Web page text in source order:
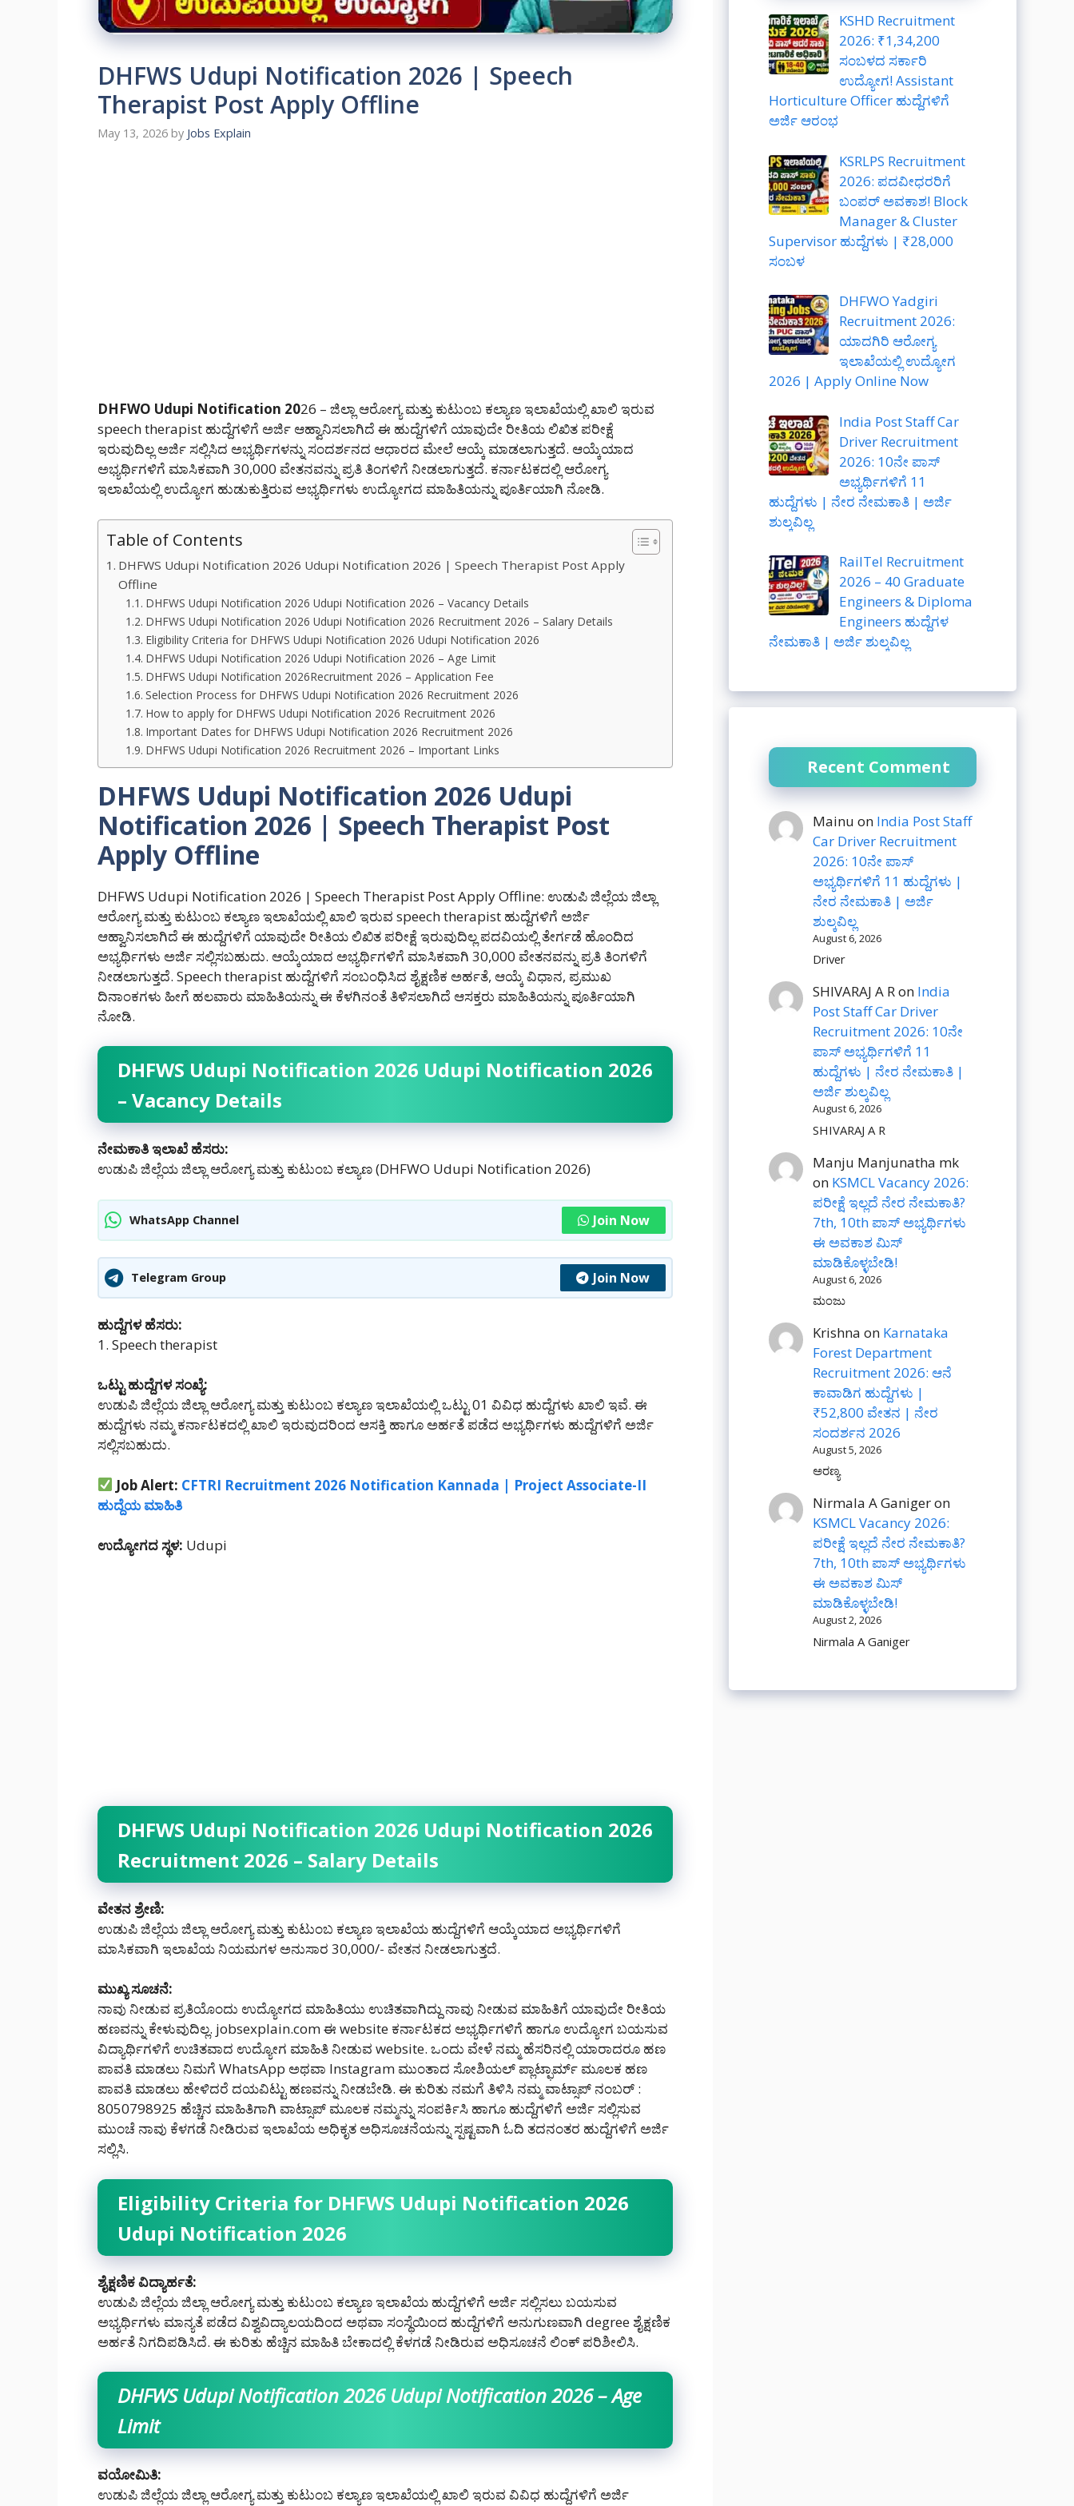
DHFWS Udupi Notification 2026 | Speech
Therapist Post Apply Offline
May 13, 2026 by Jobs Explain
DHFWO Udupi Notification 2026 – ಜಿಲ್ಲಾ ಆರೋಗ್ಯ ಮತ್ತು ಕುಟುಂಬ ಕಲ್ಯಾಣ ಇಲಾಖೆಯಲ್ಲಿ ಖಾಲಿ ಇರುವ
speech therapist ಹುದ್ದೆಗಳಿಗೆ ಅರ್ಜಿ ಆಹ್ವಾನಿಸಲಾಗಿದೆ ಈ ಹುದ್ದೆಗಳಿಗೆ ಯಾವುದೇ ರೀತಿಯ ಲಿಖಿತ ಪರೀಕ್ಷೆ
ಇರುವುದಿಲ್ಲ ಅರ್ಜಿ ಸಲ್ಲಿಸಿದ ಅಭ್ಯರ್ಥಿಗಳನ್ನು ಸಂದರ್ಶನದ ಆಧಾರದ ಮೇಲೆ ಆಯ್ಕೆ ಮಾಡಲಾಗುತ್ತದೆ. ಆಯ್ಕೆಯಾದ
ಅಭ್ಯರ್ಥಿಗಳಿಗೆ ಮಾಸಿಕವಾಗಿ 30,000 ವೇತನವನ್ನು ಪ್ರತಿ ತಿಂಗಳಿಗೆ ನೀಡಲಾಗುತ್ತದೆ. ಕರ್ನಾಟಕದಲ್ಲಿ ಆರೋಗ್ಯ
ಇಲಾಖೆಯಲ್ಲಿ ಉದ್ಯೋಗ ಹುಡುಕುತ್ತಿರುವ ಅಭ್ಯರ್ಥಿಗಳು ಉದ್ಯೋಗದ ಮಾಹಿತಿಯನ್ನು ಪೂರ್ತಿಯಾಗಿ ನೋಡಿ.
Table of Contents
DHFWS Udupi Notification 2026 Udupi Notification 2026 | Speech Therapist Post Apply
Offline
DHFWS Udupi Notification 2026 Udupi Notification 2026 – Vacancy Details
DHFWS Udupi Notification 2026 Udupi Notification 2026 Recruitment 2026 – Salary Details
Eligibility Criteria for DHFWS Udupi Notification 2026 Udupi Notification 2026
DHFWS Udupi Notification 2026 Udupi Notification 2026 – Age Limit
DHFWS Udupi Notification 2026Recruitment 2026 – Application Fee
Selection Process for DHFWS Udupi Notification 2026 Recruitment 2026
How to apply for DHFWS Udupi Notification 2026 Recruitment 2026
Important Dates for DHFWS Udupi Notification 2026 Recruitment 2026
DHFWS Udupi Notification 2026 Recruitment 2026 – Important Links
DHFWS Udupi Notification 2026 Udupi
Notification 2026 | Speech Therapist Post
Apply Offline
DHFWS Udupi Notification 2026 | Speech Therapist Post Apply Offline: ಉಡುಪಿ ಜಿಲ್ಲೆಯ ಜಿಲ್ಲಾ
ಆರೋಗ್ಯ ಮತ್ತು ಕುಟುಂಬ ಕಲ್ಯಾಣ ಇಲಾಖೆಯಲ್ಲಿ ಖಾಲಿ ಇರುವ speech therapist ಹುದ್ದೆಗಳಿಗೆ ಅರ್ಜಿ
ಆಹ್ವಾನಿಸಲಾಗಿದೆ ಈ ಹುದ್ದೆಗಳಿಗೆ ಯಾವುದೇ ರೀತಿಯ ಲಿಖಿತ ಪರೀಕ್ಷೆ ಇರುವುದಿಲ್ಲ ಪದವಿಯಲ್ಲಿ ತೇರ್ಗಡೆ ಹೊಂದಿದ
ಅಭ್ಯರ್ಥಿಗಳು ಅರ್ಜಿ ಸಲ್ಲಿಸಬಹುದು. ಆಯ್ಕೆಯಾದ ಅಭ್ಯರ್ಥಿಗಳಿಗೆ ಮಾಸಿಕವಾಗಿ 30,000 ವೇತನವನ್ನು ಪ್ರತಿ ತಿಂಗಳಿಗೆ
ನೀಡಲಾಗುತ್ತದೆ. Speech therapist ಹುದ್ದೆಗಳಿಗೆ ಸಂಬಂಧಿಸಿದ ಶೈಕ್ಷಣಿಕ ಅರ್ಹತೆ, ಆಯ್ಕೆ ವಿಧಾನ, ಪ್ರಮುಖ
ದಿನಾಂಕಗಳು ಹೀಗೆ ಹಲವಾರು ಮಾಹಿತಿಯನ್ನು ಈ ಕೆಳಗಿನಂತೆ ತಿಳಿಸಲಾಗಿದೆ ಆಸಕ್ತರು ಮಾಹಿತಿಯನ್ನು ಪೂರ್ತಿಯಾಗಿ
ನೋಡಿ.
DHFWS Udupi Notification 2026 Udupi Notification 2026
– Vacancy Details
ನೇಮಕಾತಿ ಇಲಾಖೆ ಹೆಸರು:
ಉಡುಪಿ ಜಿಲ್ಲೆಯ ಜಿಲ್ಲಾ ಆರೋಗ್ಯ ಮತ್ತು ಕುಟುಂಬ ಕಲ್ಯಾಣ (DHFWO Udupi Notification 2026)
WhatsApp Channel Join Now
Telegram Group Join Now
ಹುದ್ದೆಗಳ ಹೆಸರು:
1. Speech therapist
ಒಟ್ಟು ಹುದ್ದೆಗಳ ಸಂಖ್ಯೆ:
ಉಡುಪಿ ಜಿಲ್ಲೆಯ ಜಿಲ್ಲಾ ಆರೋಗ್ಯ ಮತ್ತು ಕುಟುಂಬ ಕಲ್ಯಾಣ ಇಲಾಖೆಯಲ್ಲಿ ಒಟ್ಟು 01 ವಿವಿಧ ಹುದ್ದೆಗಳು ಖಾಲಿ ಇವೆ. ಈ
ಹುದ್ದೆಗಳು ನಮ್ಮ ಕರ್ನಾಟಕದಲ್ಲಿ ‌ಖಾಲಿ ಇರುವುದರಿಂದ ಆಸಕ್ತಿ ಹಾಗೂ ಅರ್ಹತೆ ಪಡೆದ ಅಭ್ಯರ್ಥಿಗಳು ಹುದ್ದೆಗಳಿಗೆ ಅರ್ಜಿ
ಸಲ್ಲಿಸಬಹುದು.
Job Alert: CFTRI Recruitment 2026 Notification Kannada | Project Associate-II
ಹುದ್ದೆಯ ಮಾಹಿತಿ
ಉದ್ಯೋಗದ ಸ್ಥಳ: Udupi
DHFWS Udupi Notification 2026 Udupi Notification 2026
Recruitment 2026 – Salary Details
ವೇತನ ಶ್ರೇಣಿ:
ಉಡುಪಿ ಜಿಲ್ಲೆಯ ಜಿಲ್ಲಾ ಆರೋಗ್ಯ ಮತ್ತು ಕುಟುಂಬ ಕಲ್ಯಾಣ ಇಲಾಖೆಯ ಹುದ್ದೆಗಳಿಗೆ ಆಯ್ಕೆಯಾದ ಅಭ್ಯರ್ಥಿಗಳಿಗೆ
ಮಾಸಿಕವಾಗಿ ಇಲಾಖೆಯ ನಿಯಮಗಳ ಅನುಸಾರ 30,000/- ವೇತನ ನೀಡಲಾಗುತ್ತದೆ.
ಮುಖ್ಯ ಸೂಚನೆ:
ನಾವು ನೀಡುವ ಪ್ರತಿಯೊಂದು ಉದ್ಯೋಗದ ಮಾಹಿತಿಯು ಉಚಿತವಾಗಿದ್ದು ನಾವು ನೀಡುವ ಮಾಹಿತಿಗೆ ಯಾವುದೇ ರೀತಿಯ
ಹಣವನ್ನು ಕೇಳುವುದಿಲ್ಲ. jobsexplain.com ಈ website ಕರ್ನಾಟಕದ ಅಭ್ಯರ್ಥಿಗಳಿಗೆ ಹಾಗೂ ಉದ್ಯೋಗ ಬಯಸುವ
ವಿದ್ಯಾರ್ಥಿಗಳಿಗೆ ಉಚಿತವಾದ ಉದ್ಯೋಗ ಮಾಹಿತಿ ನೀಡುವ website. ಒಂದು ವೇಳೆ ನಮ್ಮ ಹೆಸರಿನಲ್ಲಿ ಯಾರಾದರೂ ಹಣ
ಪಾವತಿ ಮಾಡಲು ನಿಮಗೆ WhatsApp ಅಥವಾ Instagram ಮುಂತಾದ ಸೋಶಿಯಲ್ ಪ್ಲಾಟ್ಫಾರ್ಮ್ ಮೂಲಕ ಹಣ
ಪಾವತಿ ಮಾಡಲು ಹೇಳಿದರೆ ದಯವಿಟ್ಟು ಹಣವನ್ನು ನೀಡಬೇಡಿ‌. ಈ ಕುರಿತು ನಮಗೆ ತಿಳಿಸಿ ನಮ್ಮ ವಾಟ್ಸಾಪ್ ನಂಬರ್ :
8050798925 ಹೆಚ್ಚಿನ ಮಾಹಿತಿಗಾಗಿ ವಾಟ್ಸಾಪ್ ಮೂಲಕ ನಮ್ಮನ್ನು ಸಂಪರ್ಕಿಸಿ ಹಾಗೂ ಹುದ್ದೆಗಳಿಗೆ ಅರ್ಜಿ ಸಲ್ಲಿಸುವ
ಮುಂಚೆ ನಾವು ಕೆಳಗಡೆ ನೀಡಿರುವ ಇಲಾಖೆಯ ಅಧಿಕೃತ ಅಧಿಸೂಚನೆಯನ್ನು ಸ್ಪಷ್ಟವಾಗಿ ಓದಿ ತದನಂತರ ಹುದ್ದೆಗಳಿಗೆ ಅರ್ಜಿ
ಸಲ್ಲಿಸಿ.
Eligibility Criteria for DHFWS Udupi Notification 2026
Udupi Notification 2026
ಶೈಕ್ಷಣಿಕ ವಿದ್ಯಾರ್ಹತೆ:
ಉಡುಪಿ ಜಿಲ್ಲೆಯ ಜಿಲ್ಲಾ ಆರೋಗ್ಯ ಮತ್ತು ಕುಟುಂಬ ಕಲ್ಯಾಣ ಇಲಾಖೆಯ ಹುದ್ದೆಗಳಿಗೆ ಅರ್ಜಿ ಸಲ್ಲಿಸಲು ಬಯಸುವ
ಅಭ್ಯರ್ಥಿಗಳು ಮಾನ್ಯತೆ ಪಡೆದ ವಿಶ್ವವಿದ್ಯಾಲಯದಿಂದ ಅಥವಾ ಸಂಸ್ಥೆಯಿಂದ ಹುದ್ದೆಗಳಿಗೆ ಅನುಗುಣವಾಗಿ degree ಶೈಕ್ಷಣಿಕ
ಅರ್ಹತೆ ನಿಗದಿಪಡಿಸಿದೆ. ಈ ಕುರಿತು ಹೆಚ್ಚಿನ ಮಾಹಿತಿ ಬೇಕಾದಲ್ಲಿ ಕೆಳಗಡೆ ನೀಡಿರುವ ಅಧಿಸೂಚನೆ ಲಿಂಕ್ ಪರಿಶೀಲಿಸಿ.
DHFWS Udupi Notification 2026 Udupi Notification 2026 – Age
Limit
ವಯೋಮಿತಿ:
ಉಡುಪಿ ಜಿಲ್ಲೆಯ ಜಿಲ್ಲಾ ಆರೋಗ್ಯ ಮತ್ತು ಕುಟುಂಬ ಕಲ್ಯಾಣ ಇಲಾಖೆಯಲ್ಲಿ ಖಾಲಿ ಇರುವ ವಿವಿಧ ಹುದ್ದೆಗಳಿಗೆ ಅರ್ಜಿ
KSHD Recruitment
2026: ₹1,34,200
ಸಂಬಳದ ಸರ್ಕಾರಿ
ಉದ್ಯೋಗ! Assistant
Horticulture Officer ಹುದ್ದೆಗಳಿಗೆ
ಅರ್ಜಿ ಆರಂಭ
KSRLPS Recruitment
2026: ಪದವೀಧರರಿಗೆ
ಬಂಪರ್ ಅವಕಾಶ! Block
Manager & Cluster
Supervisor ಹುದ್ದೆಗಳು | ₹28,000
ಸಂಬಳ
DHFWO Yadgiri
Recruitment 2026:
ಯಾದಗಿರಿ ಆರೋಗ್ಯ
ಇಲಾಖೆಯಲ್ಲಿ ಉದ್ಯೋಗ
2026 | Apply Online Now
India Post Staff Car
Driver Recruitment
2026: 10ನೇ ಪಾಸ್
ಅಭ್ಯರ್ಥಿಗಳಿಗೆ 11
ಹುದ್ದೆಗಳು | ನೇರ ನೇಮಕಾತಿ | ಅರ್ಜಿ
ಶುಲ್ಕವಿಲ್ಲ
RailTel Recruitment
2026 – 40 Graduate
Engineers & Diploma
Engineers ಹುದ್ದೆಗಳ
ನೇಮಕಾತಿ | ಅರ್ಜಿ ಶುಲ್ಕವಿಲ್ಲ
Recent Comment
Mainu on India Post Staff
Car Driver Recruitment
2026: 10ನೇ ಪಾಸ್
ಅಭ್ಯರ್ಥಿಗಳಿಗೆ 11 ಹುದ್ದೆಗಳು |
ನೇರ ನೇಮಕಾತಿ | ಅರ್ಜಿ
ಶುಲ್ಕವಿಲ್ಲ
August 6, 2026
Driver
SHIVARAJ A Ron India
Post Staff Car Driver
Recruitment 2026: 10ನೇ
ಪಾಸ್ ಅಭ್ಯರ್ಥಿಗಳಿಗೆ 11
ಹುದ್ದೆಗಳು | ನೇರ ನೇಮಕಾತಿ |
ಅರ್ಜಿ ಶುಲ್ಕವಿಲ್ಲ
August 6, 2026
SHIVARAJ A R
Manju Manjunatha mk
on KSMCL Vacancy 2026:
ಪರೀಕ್ಷೆ ಇಲ್ಲದೆ ನೇರ ನೇಮಕಾತಿ?
7th, 10th ಪಾಸ್ ಅಭ್ಯರ್ಥಿಗಳು
ಈ ಅವಕಾಶ ಮಿಸ್
ಮಾಡಿಕೊಳ್ಳಬೇಡಿ!
August 6, 2026
ಮಂಜು
Krishna on Karnataka
Forest Department
Recruitment 2026: ಆನೆ
ಕಾವಾಡಿಗ ಹುದ್ದೆಗಳು |
₹52,800 ವೇತನ | ನೇರ
ಸಂದರ್ಶನ 2026
August 5, 2026
ಅರಣ್ಯ
Nirmala A Ganigeron
KSMCL Vacancy 2026:
ಪರೀಕ್ಷೆ ಇಲ್ಲದೆ ನೇರ ನೇಮಕಾತಿ?
7th, 10th ಪಾಸ್ ಅಭ್ಯರ್ಥಿಗಳು
ಈ ಅವಕಾಶ ಮಿಸ್
ಮಾಡಿಕೊಳ್ಳಬೇಡಿ!
August 2, 2026
Nirmala A Ganiger